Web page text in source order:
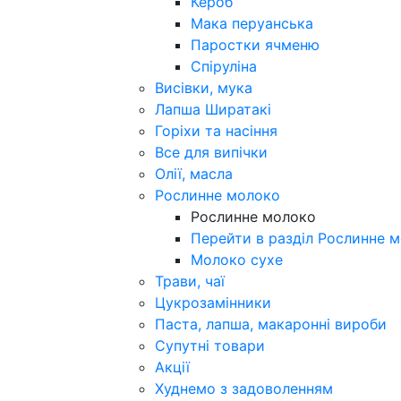
Мака перуанська
Паростки ячменю
Спіруліна
Висівки, мука
Лапша Ширатакі
Горіхи та насіння
Все для випічки
Олії, масла
Рослинне молоко
Рослинне молоко
Перейти в разділ Рослинне
Молоко сухе
Трави, чаї
Цукрозамінники
Паста, лапша, макаронні вироби
Супутні товари
Акції
Худнемо з задоволенням